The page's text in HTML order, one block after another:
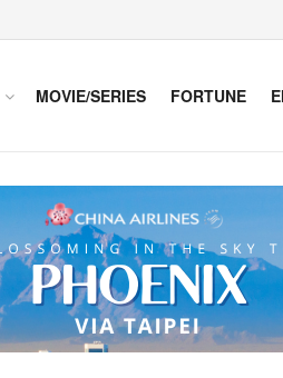
MOVIE/SERIES FORTUNE